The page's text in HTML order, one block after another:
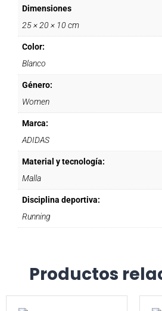
Dimensiones
25 × 20 × 10 cm
Color:
Blanco
Género:
Women
Marca:
ADIDAS
Material y tecnología:
Malla
Disciplina deportiva:
Running
Productos